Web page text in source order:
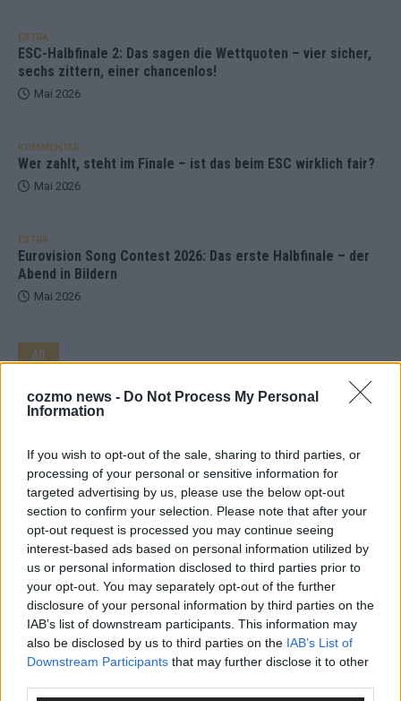
cozmo news - Do Not Process My Personal
Information
If you wish to opt-out of the sale, sharing to third parties, or
processing of your personal or sensitive information for
targeted advertising by us, please use the below opt-out
section to confirm your selection. Please note that after your
opt-out request is processed you may continue seeing
interest-based ads based on personal information utilized by
us or personal information disclosed to third parties prior to
your opt-out. You may separately opt-out of the further
disclosure of your personal information by third parties on the
IAB’s list of downstream participants. This information may
also be disclosed by us to third parties on the IAB’s List of
Downstream Participants that may further disclose it to other
EXTRA
ESC-Halbfinale 2: Das sagen die Wettquoten – vier sicher,
sechs zittern, einer chancenlos!
Mai 2026
KOMMENTAR
Wer zahlt, steht im Finale – ist das beim ESC wirklich fair?
Mai 2026
EXTRA
Eurovision Song Contest 2026: Das erste Halbfinale – der
Abend in Bildern
Mai 2026
AD
WERBE BEI UNS!